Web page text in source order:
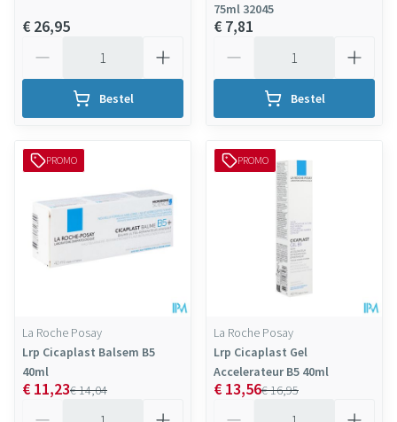
€ 26,95
Bestel
75ml 32045
€ 7,81
Bestel
PROMO
La Roche Posay
Lrp Cicaplast Balsem B5
40ml
€ 14,04
€ 11,23
PROMO
La Roche Posay
Lrp Cicaplast Gel
Accelerateur B5 40ml
€ 16,95
€ 13,56